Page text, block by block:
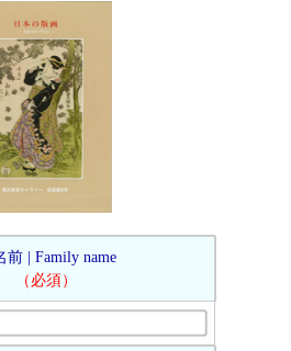
前 | Family name
（必須）